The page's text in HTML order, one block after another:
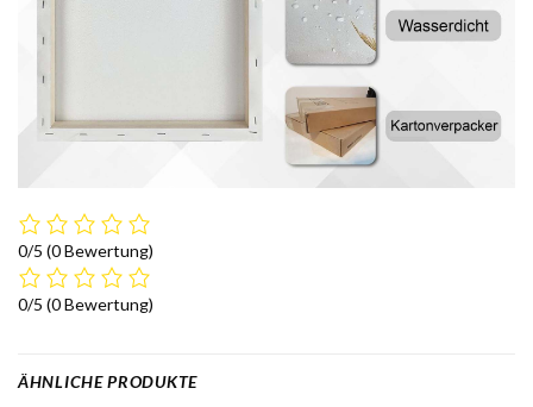
0/5 (0 Bewertung)
0/5 (0 Bewertung)
ÄHNLICHE PRODUKTE